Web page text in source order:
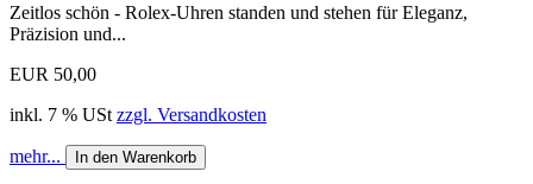
Zeitlos schön - Rolex-Uhren standen und stehen für Eleganz,
Präzision und...
EUR 50,00
inkl. 7 % USt zzgl. Versandkosten
mehr... In den Warenkorb